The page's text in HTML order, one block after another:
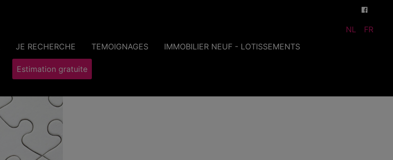
JE RECHERCHE TEMOIGNAGES IMMOBILIER NEUF - LOTISSEMENTS
Estimation gratuite
NL FR